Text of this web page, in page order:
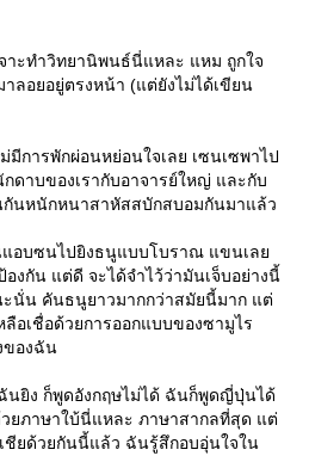
าะทำวิทยานิพนธ์นี่แหละ แหม ถูกใจ
ลอยอยู่ตรงหน้า (แต่ยังไม่ได้เขียน
มีการพักผ่อนหย่อนใจเลย เซนเซพาไป
ดาบของเรากับอาจารย์ใหญ่ และกับ
นหนักหนาสาหัสสบักสบอมกันมาแล้ว
อบซนไปยิงธนูแบบโบราณ แขนเลย
องกัน แต่ดี จะได้จำไว้ว่ามันเจ็บอย่างนี้
นั่น คันธนูยาวมากกว่าสมัยนี้มาก แต่
อเชื่อด้วยการออกแบบของซามูไร
ของฉัน
ยิง ก็พูดอังกฤษไม่ได้ ฉันก็พูดญี่ปุ่นได้
ยภาษาใบ้นี่แหละ ภาษาสากลที่สุด แต่
ชียด้วยกันนี้แล้ว ฉันรู้สึกอบอุ่นใจใน